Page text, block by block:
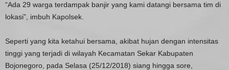
“Ada 29 warga terdampak banjir yang kami datangi bersama tim di
lokasi”, imbuh Kapolsek.
Seperti yang kita ketahui bersama, akibat hujan dengan intensitas
tinggi yang terjadi di wilayah Kecamatan Sekar Kabupaten
Bojonegoro, pada Selasa (25/12/2018) siang hingga sore,